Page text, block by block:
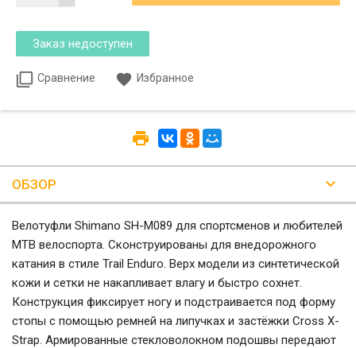
Сравнение Избранное
ОБЗОР
Велотуфли Shimano SH-M089 для спортсменов и любителей
MTB велоспорта. Сконструированы для внедорожного
катания в стиле Trail Enduro. Верх модели из синтетической
кожи и сетки не накапливает влагу и быстро сохнет.
Конструкция фиксирует ногу и подстраивается под форму
стопы с помощью ремней на липучках и застёжки Cross X-
Strap. Армированные стекловолокном подошвы передают